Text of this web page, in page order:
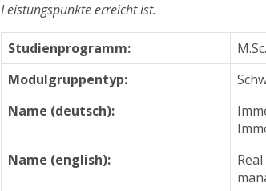
Leistungspunkte erreicht ist.
Studienprogramm:
Modulgruppentyp:
Name (deutsch):
Name (english):